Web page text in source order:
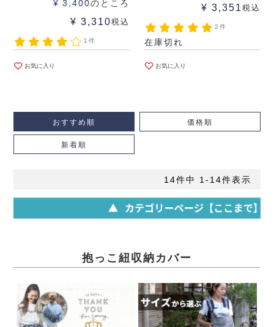
¥ 3,400のところ
¥ 3,310税込
1件
お気に入り
¥ 3,351 税込
2件
在庫切れ
お気に入り
おすすめ順 価格順
新着順
14件中 1- 14件表示
抱っこ紐収納カバー